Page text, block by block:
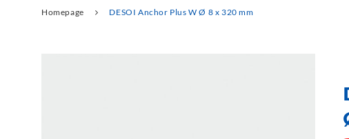
Homepage DESOI Anchor Plus W Ø 8 x 320 mm